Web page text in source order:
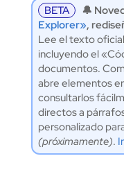
BETA 🔔
Explorer»,
Lee el texto
incluyendo el
documentos.
abre elementos
consultarlos
directos a
personalizado
(próximamente).